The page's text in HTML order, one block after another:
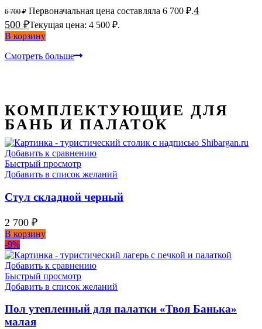
6 700₽ Первоначальная цена составляла 6 700 ₽.4
500 ₽Текущая цена: 4 500 ₽.
В корзину
Смотреть больше
КОМПЛЕКТУЮЩИЕ ДЛЯ
БАНЬ И ПАЛАТОК
Добавить к сравнению
Быстрый просмотр
Добавить в список желаний
Стул складной черный
2 700 ₽
В корзину
-9%
Добавить к сравнению
Быстрый просмотр
Добавить в список желаний
Пол утепленный для палатки «Твоя Банька»
малая